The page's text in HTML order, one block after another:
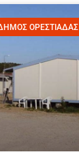
ΟΡΕΣΤΙΑΔΑΣ